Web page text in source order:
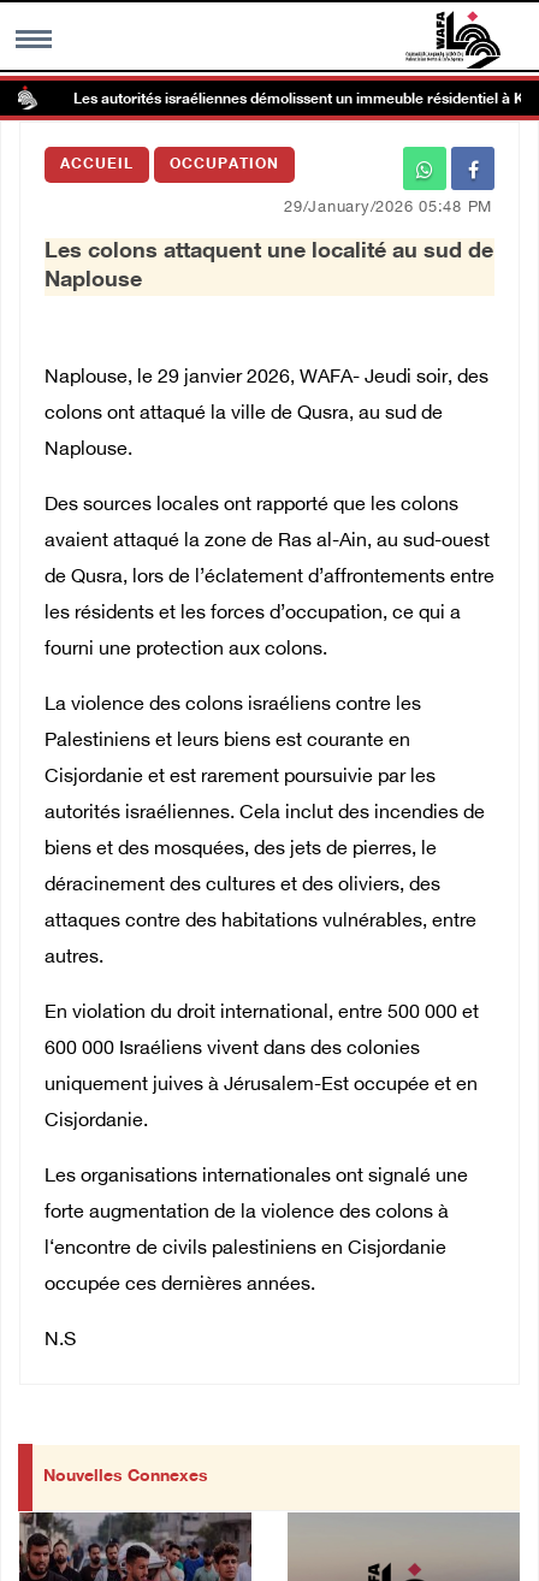
MENU
Galerie d’images
Centre palestinien
Les autorités israéliennes démolissent un immeuble résidentiel à Kafr
ACCUEIL OCCUPATION
29/January/2026 05:48 PM
Les colons attaquent une localité au sud de
Naplouse
Naplouse, le 29 janvier 2026, WAFA- Jeudi soir, des
colons ont attaqué la ville de Qusra, au sud de
Naplouse.
Des sources locales ont rapporté que les colons
avaient attaqué la zone de Ras al-Ain, au sud-ouest
de Qusra, lors de l’éclatement d’affrontements entre
les résidents et les forces d’occupation, ce qui a
fourni une protection aux colons.
La violence des colons israéliens contre les
Palestiniens et leurs biens est courante en
Cisjordanie et est rarement poursuivie par les
autorités israéliennes. Cela inclut des incendies de
biens et des mosquées, des jets de pierres, le
déracinement des cultures et des oliviers, des
attaques contre des habitations vulnérables, entre
autres.
En violation du droit international, entre 500 000 et
600 000 Israéliens vivent dans des colonies
uniquement juives à Jérusalem-Est occupée et en
Cisjordanie.
Les organisations internationales ont signalé une
forte augmentation de la violence des colons à
l‘encontre de civils palestiniens en Cisjordanie
occupée ces dernières années.
N.S
Nouvelles Connexes